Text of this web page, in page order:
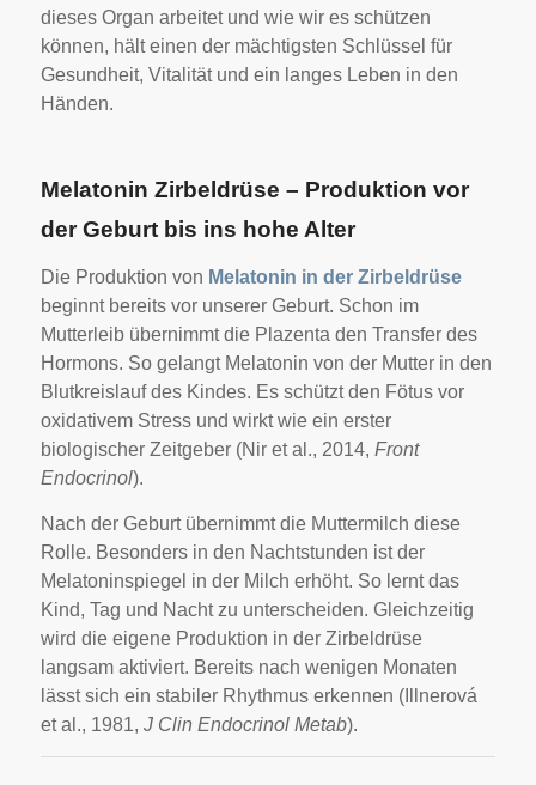
dieses Organ arbeitet und wie wir es schützen
können, hält einen der mächtigsten Schlüssel für
Gesundheit, Vitalität und ein langes Leben in den
Händen.
Melatonin Zirbeldrüse – Produktion vor
der Geburt bis ins hohe Alter
Die Produktion von Melatonin in der Zirbeldrüse
beginnt bereits vor unserer Geburt. Schon im
Mutterleib übernimmt die Plazenta den Transfer des
Hormons. So gelangt Melatonin von der Mutter in den
Blutkreislauf des Kindes. Es schützt den Fötus vor
oxidativem Stress und wirkt wie ein erster
biologischer Zeitgeber (Nir et al., 2014, Front
Endocrinol).
Nach der Geburt übernimmt die Muttermilch diese
Rolle. Besonders in den Nachtstunden ist der
Melatoninspiegel in der Milch erhöht. So lernt das
Kind, Tag und Nacht zu unterscheiden. Gleichzeitig
wird die eigene Produktion in der Zirbeldrüse
langsam aktiviert. Bereits nach wenigen Monaten
lässt sich ein stabiler Rhythmus erkennen (Illnerová
et al., 1981, J Clin Endocrinol Metab).